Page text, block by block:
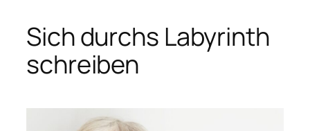
Sich durchs Labyrinth
schreiben